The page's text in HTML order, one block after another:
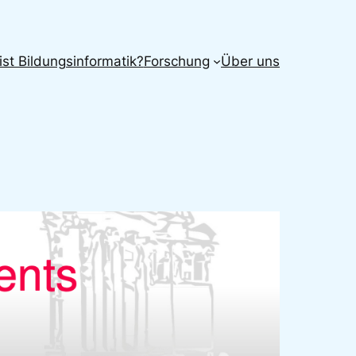
Bildungsinformatik?Forschung Über uns